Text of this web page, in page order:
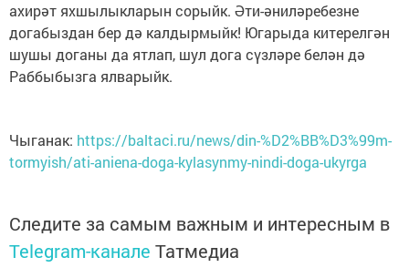
ахирәт яхшылыкларын сорыйк. Әти-әниләребезне
догабыздан бер дә калдырмыйк! Югарыда китерелгән
шушы доганы да ятлап, шул дога сүзләре белән дә
Раббыбызга ялварыйк.
Чыганак: https://baltaci.ru/news/din-%D2%BB%D3%99m-
tormyish/ati-aniena-doga-kylasynmy-nindi-doga-ukyrga
Следите за самым важным и интересным в
Telegram-канале Татмедиа